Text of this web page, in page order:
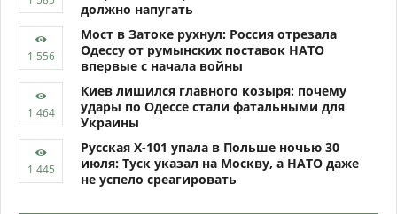
должно напугать
Мост в Затоке рухнул: Россия отрезала
Одессу от румынских поставок НАТО
впервые с начала войны
Киев лишился главного козыря: почему
удары по Одессе стали фатальными для
Украины
Русская Х-101 упала в Польше ночью 30
июля: Туск указал на Москву, а НАТО даже
не успело среагировать